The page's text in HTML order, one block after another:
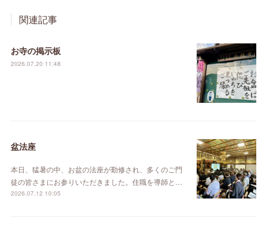
関連記事
お寺の掲示板
2026.07.20 11:48
盆法座
本日、猛暑の中、お盆の法座が勤修され、多くのご門
徒の皆さまにお参りいただきました。住職を導師と…
2026.07.12 10:05